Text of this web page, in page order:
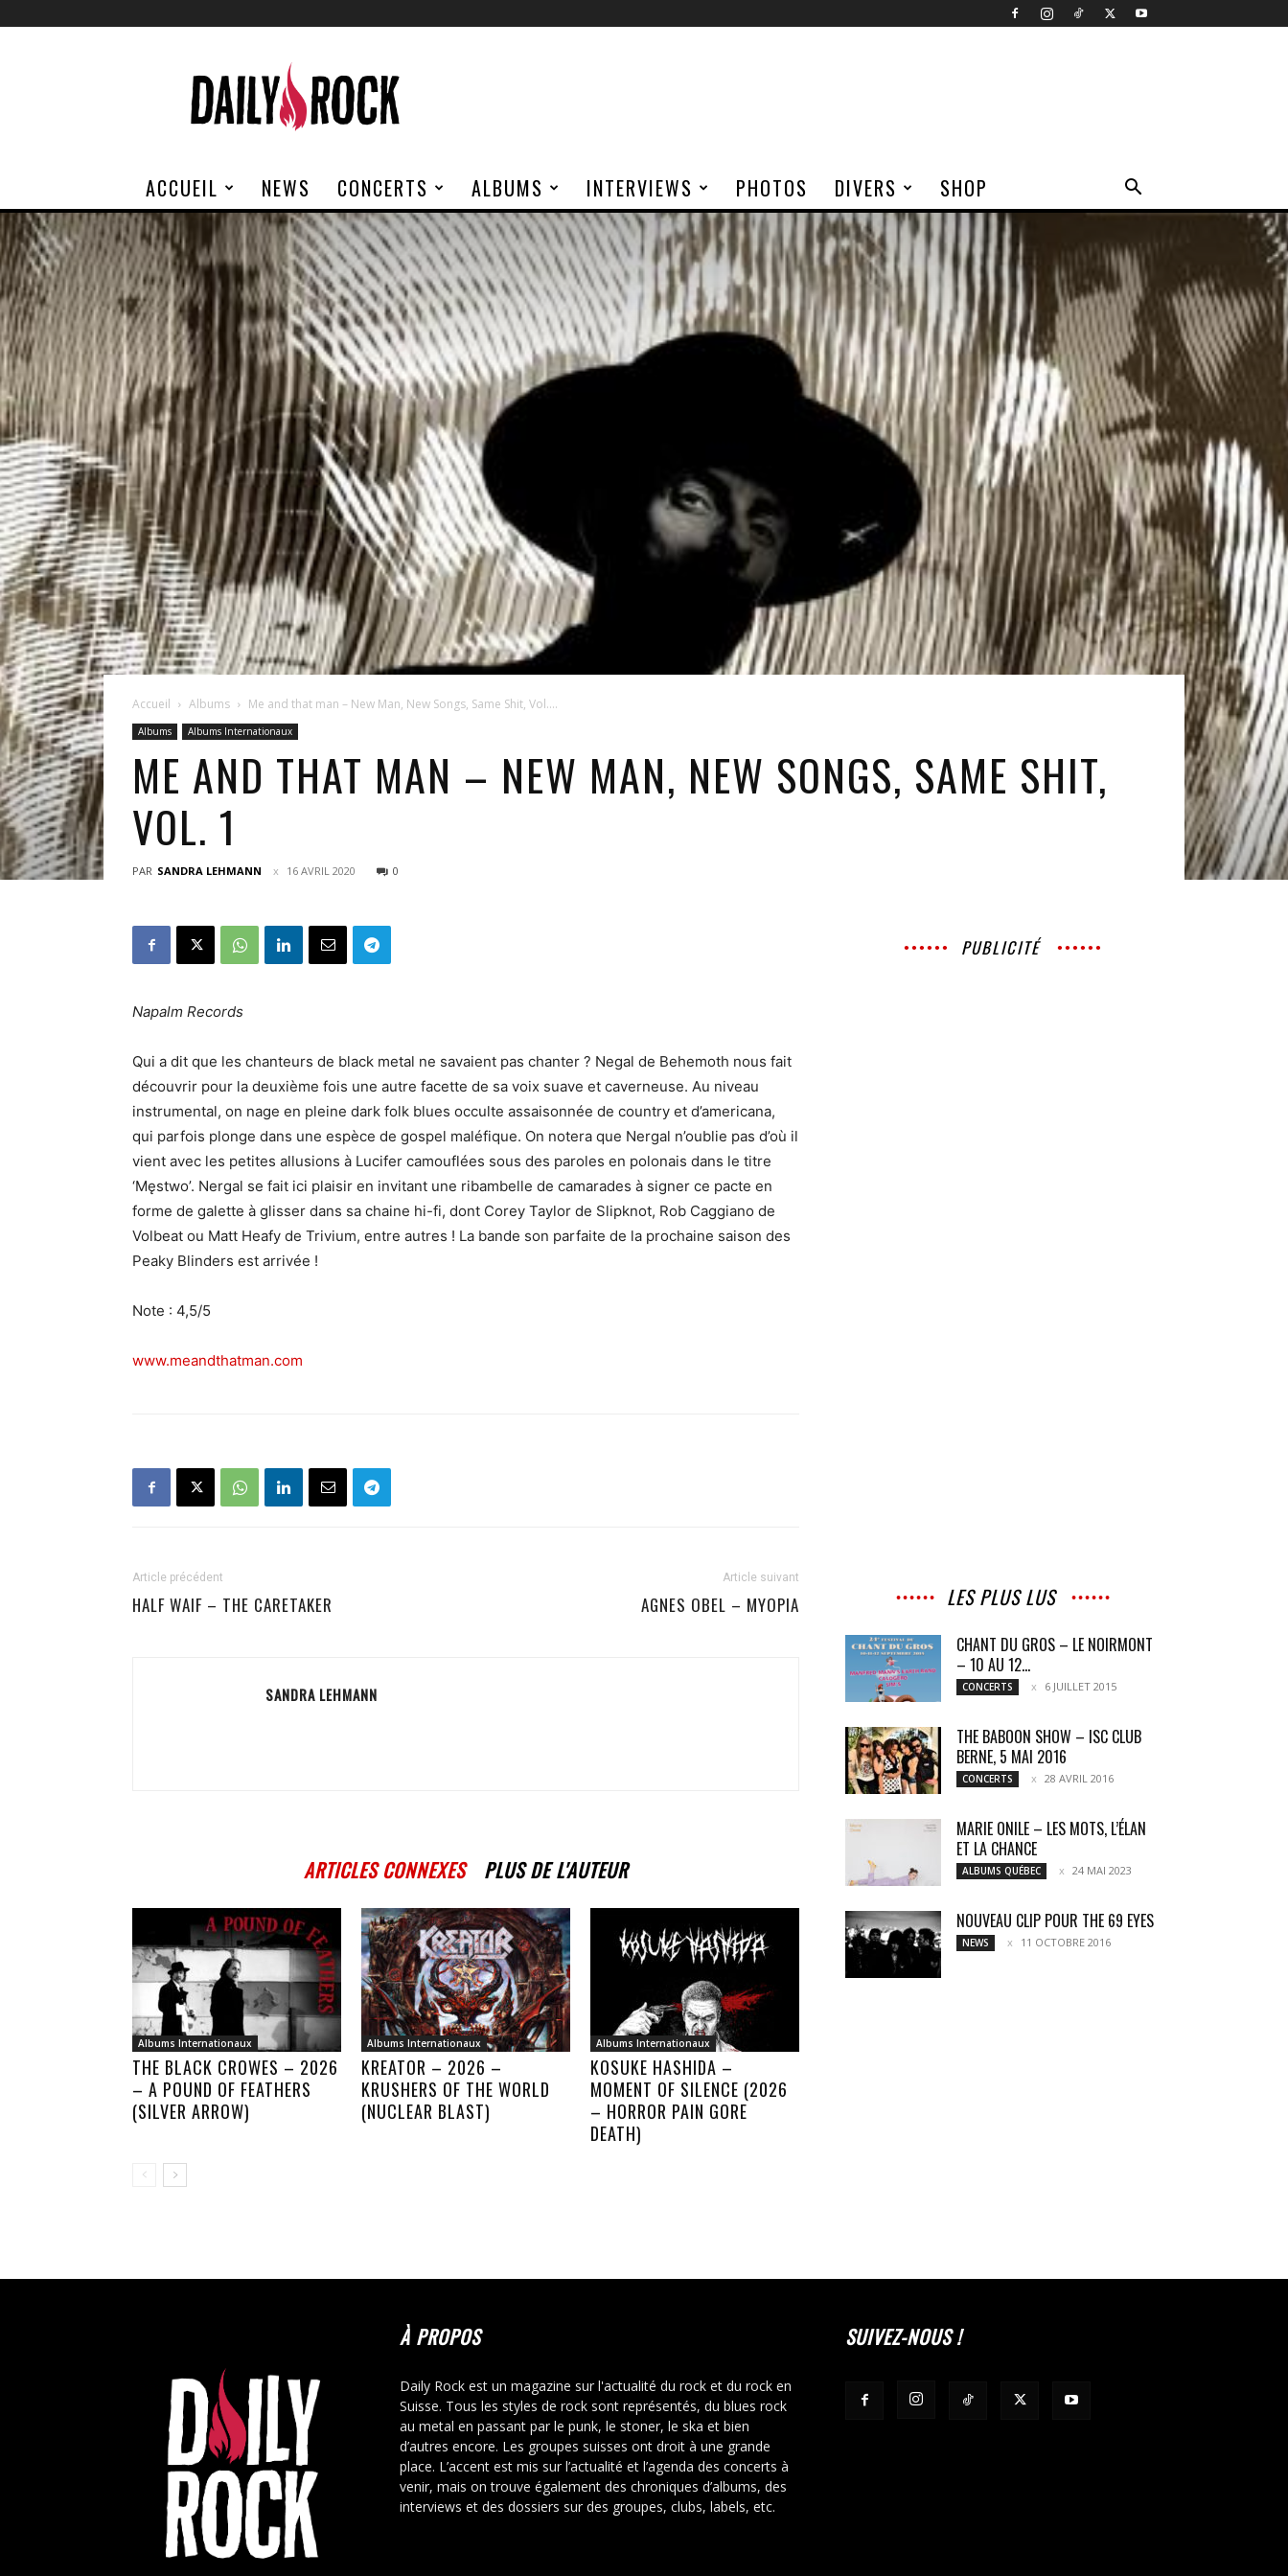
Rock
ACCUEIL NEWS CONCERTS ALBUMS INTERVIEWS PHOTOS DIVERS SHOP
Accueil Albums Me and that man – New Man, New Songs, Same Shit, Vol....
Albums Albums Internationaux
ME AND THAT MAN – NEW MAN, NEW SONGS, SAME SHIT,
VOL. 1
PAR SANDRA LEHMANN 16 AVRIL 2020 0
Napalm Records
Qui a dit que les chanteurs de black metal ne savaient pas chanter ? Negal de Behemoth nous fait
découvrir pour la deuxième fois une autre facette de sa voix suave et caverneuse. Au niveau
instrumental, on nage en pleine dark folk blues occulte assaisonnée de country et d’americana,
qui parfois plonge dans une espèce de gospel maléfique. On notera que Nergal n’oublie pas d’où il
vient avec les petites allusions à Lucifer camouflées sous des paroles en polonais dans le titre
‘Męstwo’. Nergal se fait ici plaisir en invitant une ribambelle de camarades à signer ce pacte en
forme de galette à glisser dans sa chaine hi-fi, dont Corey Taylor de Slipknot, Rob Caggiano de
Volbeat ou Matt Heafy de Trivium, entre autres ! La bande son parfaite de la prochaine saison des
Peaky Blinders est arrivée !
Note : 4,5/5
www.meandthatman.com
Article précédent
HALF WAIF – THE CARETAKER
Article suivant
AGNES OBEL – MYOPIA
SANDRA LEHMANN
ARTICLES CONNEXES PLUS DE L'AUTEUR
Albums Internationaux
THE BLACK CROWES – 2026
– A POUND OF FEATHERS
(SILVER ARROW)
Albums Internationaux
KREATOR – 2026 –
KRUSHERS OF THE WORLD
(NUCLEAR BLAST)
Albums Internationaux
KOSUKE HASHIDA –
MOMENT OF SILENCE (2026
– HORROR PAIN GORE
DEATH)
PUBLICITÉ
LES PLUS LUS
CHANT DU GROS – LE NOIRMONT
– 10 AU 12...
CONCERTS 6 JUILLET 2015
THE BABOON SHOW – ISC CLUB
BERNE, 5 MAI 2016
CONCERTS 28 AVRIL 2016
MARIE ONILE – LES MOTS, L’ÉLAN
ET LA CHANCE
ALBUMS QUÉBEC 24 MAI 2023
NOUVEAU CLIP POUR THE 69 EYES
NEWS 11 OCTOBRE 2016
À PROPOS
Daily Rock est un magazine sur l'actualité du rock et du rock en
Suisse. Tous les styles de rock sont représentés, du blues rock
au metal en passant par le punk, le stoner, le ska et bien
d’autres encore. Les groupes suisses ont droit à une grande
place. L’accent est mis sur l’actualité et l’agenda des concerts à
venir, mais on trouve également des chroniques d’albums, des
interviews et des dossiers sur des groupes, clubs, labels, etc.
SUIVEZ-NOUS !